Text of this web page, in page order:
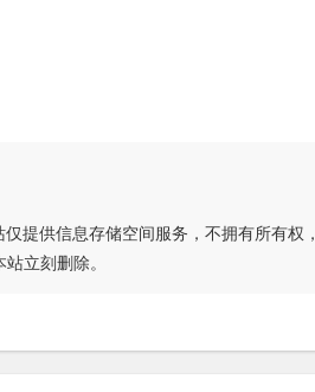
提供信息存储空间服务，不拥有所有权，
立刻删除。